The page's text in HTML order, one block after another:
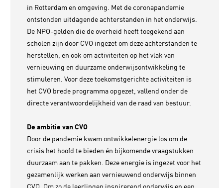
in Rotterdam en omgeving. Met de coronapandemie
ontstonden uitdagende achterstanden in het onderwijs.
De NPO-gelden die de overheid heeft toegekend aan
scholen zijn door CVO ingezet om deze achterstanden te
herstellen, en ook om activiteiten op het vlak van
vernieuwing en duurzame onderwijsontwikkeling te
stimuleren. Voor deze toekomstgerichte activiteiten is
het CVO brede programma opgezet, vallend onder de
directe verantwoordelijkheid van de raad van bestuur.
De ambitie van CVO
Door de pandemie kwam ontwikkelenergie los om de
crisis het hoofd te bieden én bijkomende vraagstukken
duurzaam aan te pakken. Deze energie is ingezet voor het
gezamenlijk werken aan vernieuwend onderwijs binnen
CVO. Om zo de leerlingen inspirerend onderwijs en een